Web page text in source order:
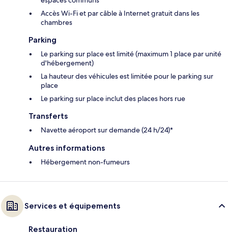
Accès Wi-Fi et par câble à Internet gratuit dans les
chambres
Parking
Le parking sur place est limité (maximum 1 place par unité
d'hébergement)
La hauteur des véhicules est limitée pour le parking sur
place
Le parking sur place inclut des places hors rue
Transferts
Navette aéroport sur demande (24 h/24)*
Autres informations
Hébergement non-fumeurs
Services et équipements
Restauration